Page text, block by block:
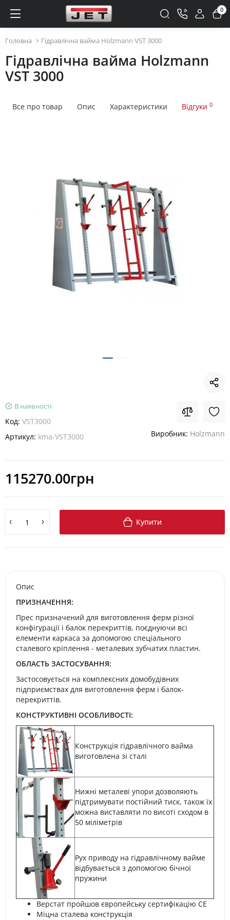
0
Головна Гідравлічна вайма Holzmann VST 3000
Гідравлічна вайма Holzmann
VST 3000
Все про товар Опис Характеристики Відгуки 0
В наявності
Код: VST3000
Артикул: kma-VST3000 Виробник: Holzmann
115270.00грн
Купити
Опис
ПРИЗНАЧЕННЯ:
Прес призначений для виготовлення ферм різної
конфігурації і балок перекриттів, поєднуючи всі
елементи каркаса за допомогою спеціального
сталевого кріплення - металевих зубчатих пластин.
ОБЛАСТЬ ЗАСТОСУВАННЯ:
Застосовується на комплексних домобудівних
підприємствах для виготовлення ферм і балок-
перекриттів.
КОНСТРУКТИВНІ ОСОБЛИВОСТІ:
Конструкція гідравлічного вайма
виготовлена зі сталі
Нижні металеві упори дозволяють
підтримувати постійний тиск, також їх
можна виставляти по висоті сходом в
50 міліметрів
Рух приводу на гідравлічному вайме
відбувається з допомогою бічної
пружини
Верстат пройшов європейську сертифікацію CE
Міцна сталева конструкція